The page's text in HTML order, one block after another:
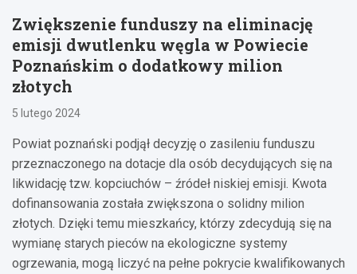
Zwiększenie funduszy na eliminację
emisji dwutlenku węgla w Powiecie
Poznańskim o dodatkowy milion
złotych
5 lutego 2024
Powiat poznański podjął decyzję o zasileniu funduszu
przeznaczonego na dotacje dla osób decydujących się na
likwidację tzw. kopciuchów – źródeł niskiej emisji. Kwota
dofinansowania została zwiększona o solidny milion
złotych. Dzięki temu mieszkańcy, którzy zdecydują się na
wymianę starych pieców na ekologiczne systemy
ogrzewania, mogą liczyć na pełne pokrycie kwalifikowanych